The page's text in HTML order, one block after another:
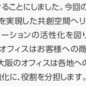
ことにしました。今回
実現した共創空間へリ
ションの活性化を図
フィスはお客様への
阪のオフィスは各地へ
に、役割を分担します。